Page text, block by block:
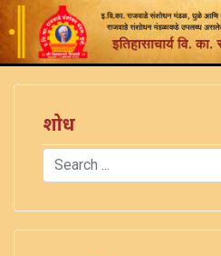
शोध
Search